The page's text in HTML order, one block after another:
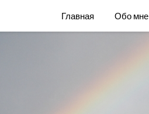
Главная Обо мне